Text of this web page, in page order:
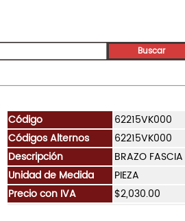
Código
62215VK000
Códigos Alternos
62215VK000
Descripción
BRAZO
Unidad de Medida
PIEZA
Precio con IVA
$2,030.00